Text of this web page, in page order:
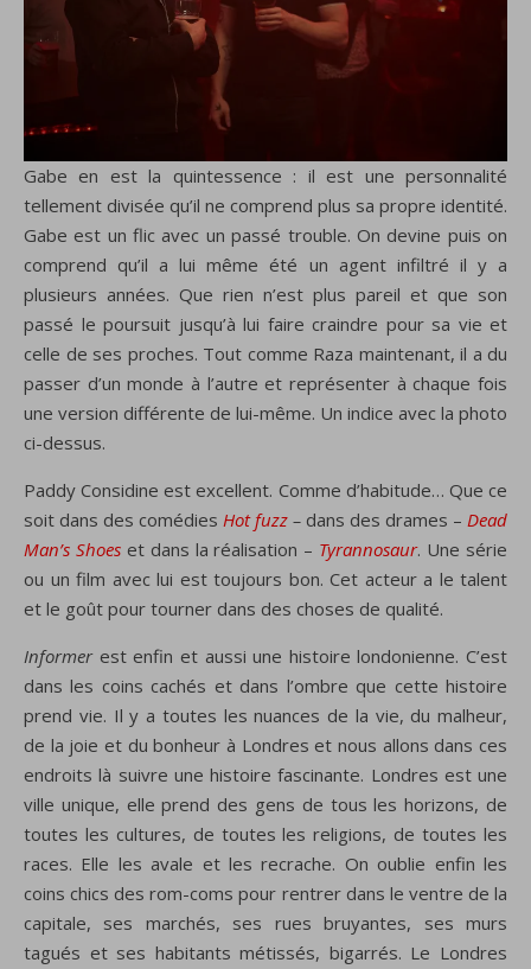
Gabe en est la quintessence : il est une personnalité
tellement divisée qu’il ne comprend plus sa propre identité.
Gabe est un flic avec un passé trouble. On devine puis on
comprend qu’il a lui même été un agent infiltré il y a
plusieurs années. Que rien n’est plus pareil et que son
passé le poursuit jusqu’à lui faire craindre pour sa vie et
celle de ses proches. Tout comme Raza maintenant, il a du
passer d’un monde à l’autre et représenter à chaque fois
une version différente de lui-même. Un indice avec la photo
ci-dessus.
Paddy Considine est excellent. Comme d’habitude… Que ce
soit dans des comédies Hot fuzz – dans des drames – Dead
Man’s Shoeset dans la réalisation – Tyrannosaur. Une série
ou un film avec lui est toujours bon. Cet acteur a le talent
et le goût pour tourner dans des choses de qualité.
Informer est enfin et aussi une histoire londonienne. C’est
dans les coins cachés et dans l’ombre que cette histoire
prend vie. Il y a toutes les nuances de la vie, du malheur,
de la joie et du bonheur à Londres et nous allons dans ces
endroits là suivre une histoire fascinante. Londres est une
ville unique, elle prend des gens de tous les horizons, de
toutes les cultures, de toutes les religions, de toutes les
races. Elle les avale et les recrache. On oublie enfin les
coins chics des rom-coms pour rentrer dans le ventre de la
capitale, ses marchés, ses rues bruyantes, ses murs
tagués et ses habitants métissés, bigarrés. Le Londres